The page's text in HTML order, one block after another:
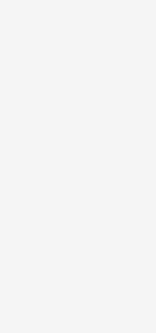
di posta
elettronica)